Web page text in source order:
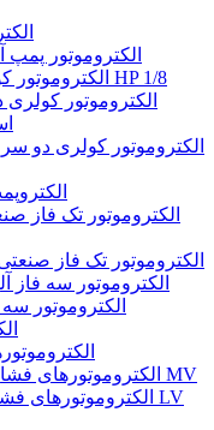
الکتروموتور
الکتروموتور کولری تیپ HP 1/8
الکتروموتور
الکتروموتور کولری دو
الکتروموتور تک فاز
الکتروموتور تک فاز
الکتروموتور سه فاز
الکتروموتور
الکتروموتورهای فشار متوسط MV
الکتروموتورهای فشار ضعیف LV